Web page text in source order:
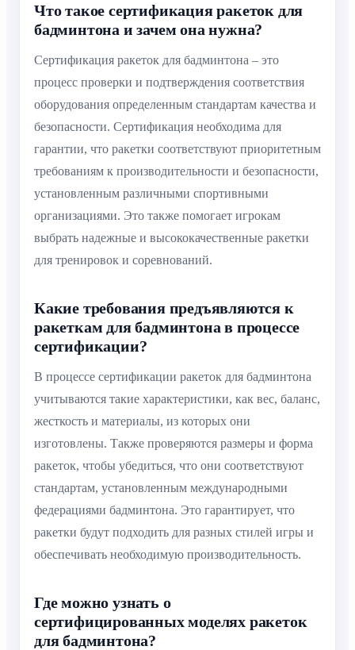
Что такое сертификация ракеток для
бадминтона и зачем она нужна?
Сертификация ракеток для бадминтона – это
процесс проверки и подтверждения соответствия
оборудования определенным стандартам качества и
безопасности. Сертификация необходима для
гарантии, что ракетки соответствуют приоритетным
требованиям к производительности и безопасности,
установленным различными спортивными
организациями. Это также помогает игрокам
выбрать надежные и высококачественные ракетки
для тренировок и соревнований.
Какие требования предъявляются к
ракеткам для бадминтона в процессе
сертификации?
В процессе сертификации ракеток для бадминтона
учитываются такие характеристики, как вес, баланс,
жесткость и материалы, из которых они
изготовлены. Также проверяются размеры и форма
ракеток, чтобы убедиться, что они соответствуют
стандартам, установленным международными
федерациями бадминтона. Это гарантирует, что
ракетки будут подходить для разных стилей игры и
обеспечивать необходимую производительность.
Где можно узнать о
сертифицированных моделях ракеток
для бадминтона?